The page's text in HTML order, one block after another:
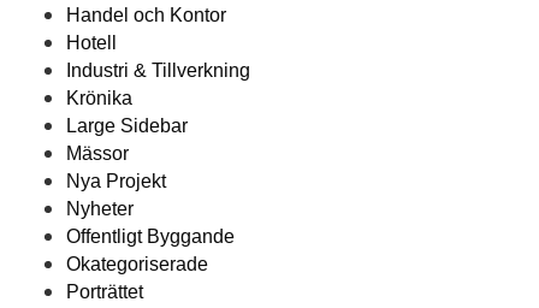
Handel och Kontor
Hotell
Industri & Tillverkning
Krönika
Large Sidebar
Mässor
Nya Projekt
Nyheter
Offentligt Byggande
Okategoriserade
Porträttet